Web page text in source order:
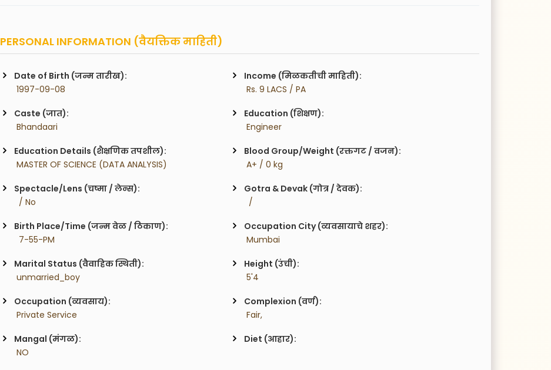
PERSONAL INFORMATION (वैयक्तिक माहिती)
Date of Birth (जन्म तारीख):
1997-09-08
Income (मिळकतीची माहिती):
Rs. 9 LACS / PA
Caste (जात):
Bhandaari
Education (शिक्षण):
Engineer
Education Details (शैक्षणिक तपशील):
MASTER OF SCIENCE (DATA ANALYSIS)
Blood Group/Weight (रक्तगट / वजन):
A+ / 0 kg
Spectacle/Lens (चष्मा / लेन्स):
  / No
Gotra & Devak (गोत्र / देवक):
  /
Birth Place/Time (जन्म वेळ / ठिकाण):
  7-55-PM
Occupation City (व्यवसायाचे शहर):
Mumbai
Marital Status (वैवाहिक स्थिती):
unmarried_boy
Height (उंची):
5'4
Occupation (व्यवसाय):
Private Service
Complexion (वर्ण):
Fair,
Mangal (मंगळ):
NO
Diet (आहार):